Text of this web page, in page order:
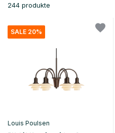
244 produkte
SALE 20%
Louis Poulsen